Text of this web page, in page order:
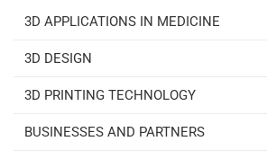
3D APPLICATIONS IN MEDICINE
3D DESIGN
3D PRINTING TECHNOLOGY
BUSINESSES AND PARTNERS